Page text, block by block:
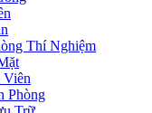
Thí Nghiệm
Phòng